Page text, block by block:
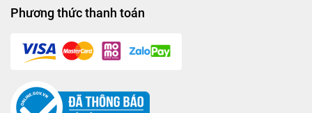
Phương thức thanh toán